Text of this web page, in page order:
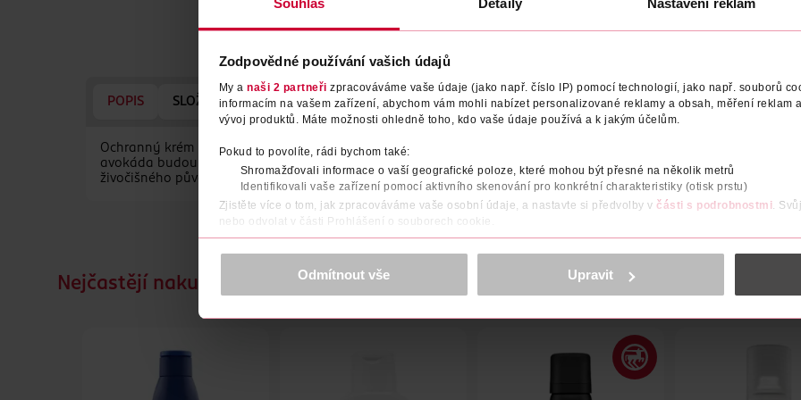
Zodpovědné používání vašich údajů
My a naši 2 partneři zpracováváme vaše údaje (jako např. číslo IP) pomocí technologií, jako např. souborů
informacím na vašem zařízení, abychom vám mohli nabízet personalizované reklamy a obsah, měření reklam
vývoj produktů. Máte možnosti ohledně toho, kdo vaše údaje používá a k jakým účelům.
Pokud to povolíte, rádi bychom také:
Shromažďovali informace o vaší geografické poloze, které mohou být přesné na několik metrů
Identifikovali vaše zařízení pomocí aktivního skenování pro konkrétní charakteristiky (otisk prstu)
Zjistěte více o tom, jak zpracováváme vaše osobní údaje, a nastavte si předvolby v části s podrobnostmi .
nebo odvolat v části Prohlášení o souborech cookie.
K provozu stránek, personalizaci obsahu a reklam, funkcí sociálních médií, analýze návštěvnosti, které
prohlášení o ochraně osobních údajů.
Děkujeme za pochopení. >více o cookies<
Odmítnout vše Upravit
POPIS SLOŽENÍ VYROBENO V VÝROBCE/DODAVATEL OBJEM NÁZEV VÝROBCE/DODAVATELE
Ochranný krém na ruce s výtažkem z heřmánku a bisabololem zklidňuje pokožku a podporuje její přirozenou
avokáda budou Vaše ruce dlouhodobě hydratované, hebké a vláčné. Výrobek neobsahuje barviva, parabeny,
živočišného původu.
Nejčastějí nakupované společně